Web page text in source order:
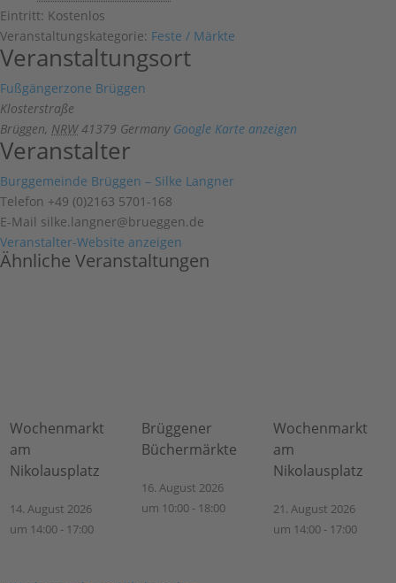
Eintritt: Kostenlos
Veranstaltungskategorie: Feste / Märkte
Veranstaltungsort
Fußgängerzone Brüggen
Klosterstraße
Brüggen, NRW 41379 Germany Google Karte anzeigen
Veranstalter
Burggemeinde Brüggen – Silke Langner
Telefon +49 (0)2163 5701-168
E-Mail silke.langner@brueggen.de
Veranstalter-Website anzeigen
Ähnliche Veranstaltungen
Wochenmarkt
am
Nikolausplatz
14. August 2026
um 14:00- 17:00
Brüggener
Büchermärkte
16. August 2026
um 10:00- 18:00
Wochenmarkt
am
Nikolausplatz
21. August 2026
um 14:00 - 17:00